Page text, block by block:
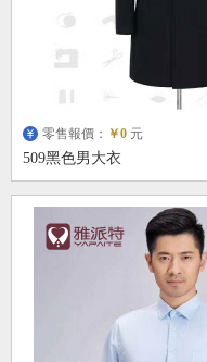
零售報價： ￥0 元
509黑色男大衣